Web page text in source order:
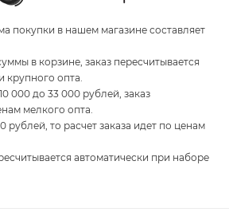
покупки в нашем магазине составляет
в корзине, заказ пересчитывается
крупного опта.
000 до 33 000 рублей, заказ
мелкого опта.
рублей, то расчет заказа идет по ценам
автоматически при наборе